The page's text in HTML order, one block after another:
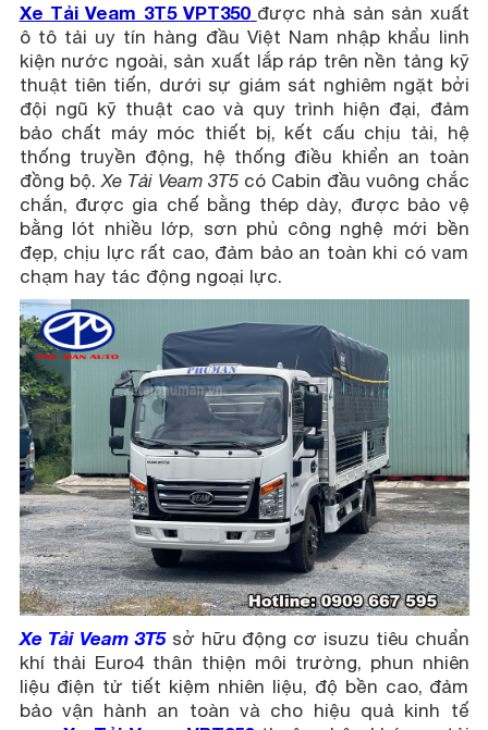
Xe Tải Veam 3T5 VPT350 được nhà sản sản xuất
ô tô tải uy tín hàng đầu Việt Nam nhập khẩu linh
kiện nước ngoài, sản xuất lắp ráp trên nền tảng kỹ
thuật tiên tiến, dưới sự giám sát nghiêm ngặt bởi
đội ngũ kỹ thuật cao và quy trình hiện đại, đảm
bảo chất máy móc thiết bị, kết cấu chịu tải, hệ
thống truyền động, hệ thống điều khiển an toàn
đồng bộ.Xe Tải Veam 3T5 có Cabin đầu vuông chắc
chắn, được gia chế bằng thép dày, được bảo vệ
bằng lót nhiều lớp, sơn phủ công nghệ mới bền
đẹp, chịu lực rất cao, đảm bảo an toàn khi có vam
chạm hay tác động ngoại lực.
Xe Tải Veam 3T5 sở hữu động cơ isuzu tiêu chuẩn
khí thải Euro4 thân thiện môi trường, phun nhiên
liệu điện tử tiết kiệm nhiên liệu, độ bền cao, đảm
bảo vận hành an toàn và cho hiệu quả kinh tế